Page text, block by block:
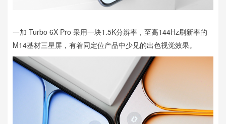
一加 Turbo 6X Pro 采用一块1.5K分辨率，至高144Hz刷新率的
M14基材三星屏，有着同定位产品中少见的出色视觉效果。